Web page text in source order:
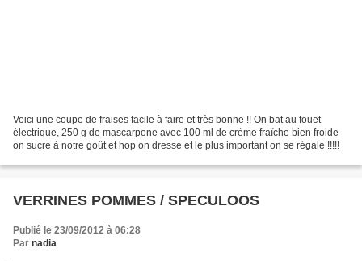
Voici une coupe de fraises facile à faire et très bonne !! On bat au fouet
électrique, 250 g de mascarpone avec 100 ml de crème fraîche bien froide
on sucre à notre goût et hop on dresse et le plus important on se régale !!!!!
VERRINES POMMES / SPECULOOS
Publié le 23/09/2012 à 06:28
Par nadia